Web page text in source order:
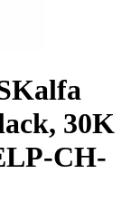
30K
CH-